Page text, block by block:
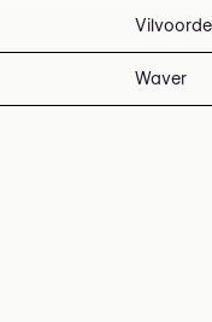
Vilvoorde
Waver